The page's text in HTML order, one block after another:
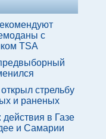
с
TSA
стрельбу
и раненых
в Газе
и Самарии